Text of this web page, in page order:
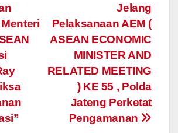
Jelang
Pelaksanaan AEM (
ASEAN ECONOMIC
MINISTER AND
RELATED MEETING
) KE 55 , Polda
Jateng Perketat
Pengamanan